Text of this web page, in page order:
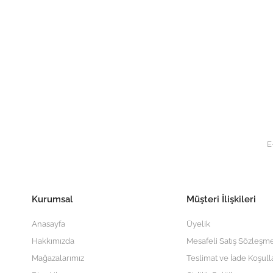
Kurumsal
Anasayfa
Hakkımızda
Mağazalarımız
Müşteri İlişkileri
Üyelik
Mesafeli Satış
Teslimat ve İade